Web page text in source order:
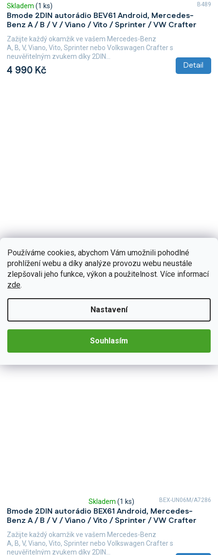
Používáme cookies, abychom Vám umožnili pohodlné
prohlížení webu a díky analýze provozu webu neustále
zlepšovali jeho funkce, výkon a použitelnost. Více informací
zde.
Nastavení
Souhlasím
Bmode 2DIN autorádio BEV61 Android, Mercedes-
Benz A / B / V / Viano / Vito / Sprinter / VW Crafter
Skladem (1 ks)
4 990 Kč Detail
Zažijte každý okamžik ve vašem Mercedes-Benz
A, B, V, Viano, Vito, Sprinter nebo Volkswagen Crafter s
neuvěřitelným zvukem díky 2DIN...
B489
Bmode 2DIN autorádio BEV63 Android, Mercedes-
Benz Sprinter II
Na dotaz
4 990 Kč
Zažijte každý okamžik ve vašem Mercedes-Benz Sprinter II s
Bmode 2DIN autorádio BEX61 Android, Mercedes-
Benz A / B / V / Viano / Vito / Sprinter / VW Crafter
hodnocení
produktu
je
5,0
z
Skladem (1 ks)
Zažijte každý okamžik ve vašem Mercedes-Benz
A, B, V, Viano, Vito, Sprinter nebo Volkswagen Crafter s
neuvěřitelným zvukem díky 2DIN...
BEX-UN06M/A7286